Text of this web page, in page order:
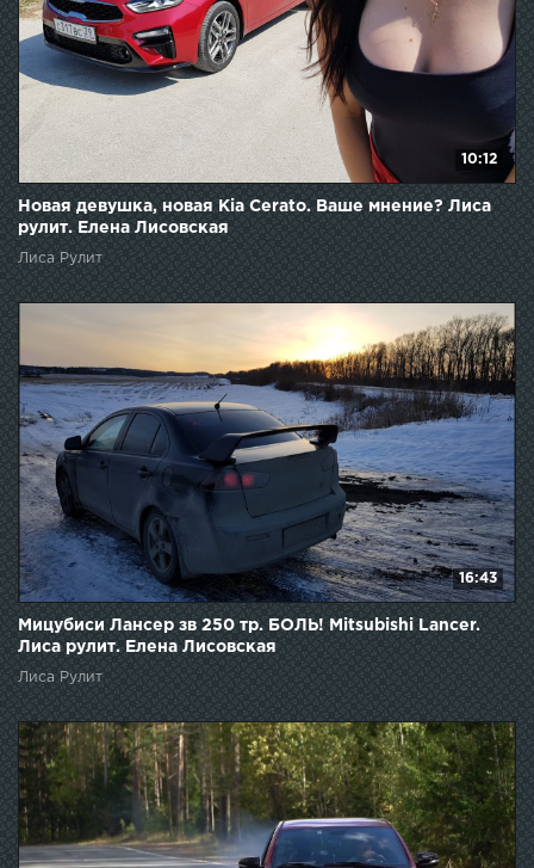
10:12
Новая девушка, новая Kia Cerato. Ваше мнение? Лиса
рулит. Елена Лисовская
Лиса Рулит
16:43
Мицубиси Лансер зв 250 тр. БОЛЬ! Mitsubishi Lancer.
Лиса рулит. Елена Лисовская
Лиса Рулит